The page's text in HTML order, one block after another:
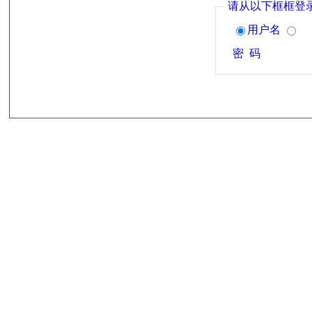
请从以下框框登
用户名
密 码